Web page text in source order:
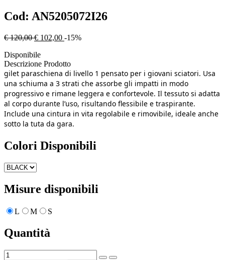
Cod: AN5205072I26
€ 120,00 € 102,00 -15%
Disponibile
Descrizione Prodotto
gilet paraschiena di livello 1 pensato per i giovani sciatori. Usa
una schiuma a 3 strati che assorbe gli impatti in modo
progressivo e rimane leggera e confortevole. Il tessuto si adatta
al corpo durante l’uso, risultando flessibile e traspirante.
Include una cintura in vita regolabile e rimovibile, ideale anche
sotto la tuta da gara.
Colori Disponibili
Misure disponibili
L M S
Quantità